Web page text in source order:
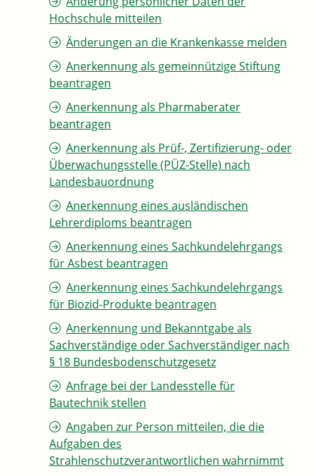
Hochschule mitteilen
Änderungen an die Krankenkasse melden
Anerkennung als gemeinnützige Stiftung
beantragen
Anerkennung als Pharmaberater
beantragen
Anerkennung als Prüf-, Zertifizierung- oder
Überwachungsstelle (PÜZ-Stelle) nach
Landesbauordnung
Anerkennung eines ausländischen
Lehrerdiploms beantragen
Anerkennung eines Sachkundelehrgangs
für Asbest beantragen
Anerkennung eines Sachkundelehrgangs
für Biozid-Produkte beantragen
Anerkennung und Bekanntgabe als
Sachverständige oder Sachverständiger nach
§ 18 Bundesbodenschutzgesetz
Anfrage bei der Landesstelle für
Bautechnik stellen
Angaben zur Person mitteilen, die die
Aufgaben des
Strahlenschutzverantwortlichen wahrnimmt